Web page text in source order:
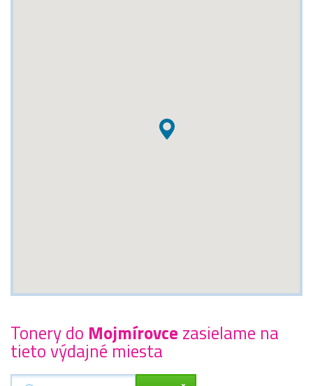
Tonery do Mojmírovce zasielame na
tieto výdajné miesta